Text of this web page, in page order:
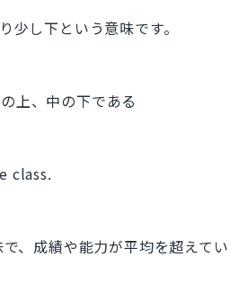
し下という意味です。
上、中の下である
class.
成績や能力が平均を超えてい